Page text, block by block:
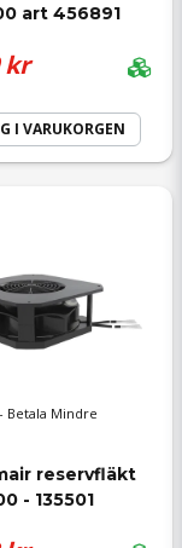
art 456891
kr
I VARUKORGEN
Betala Mindre
reservfläkt
- 135501